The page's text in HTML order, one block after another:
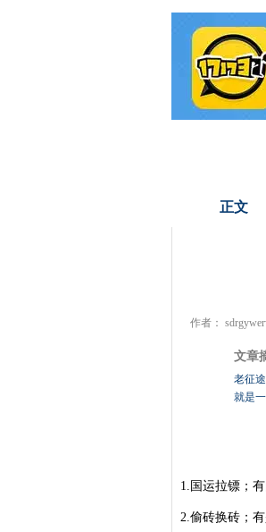
正文
作者：
文章
老征
就是
1.国运拉镖；
2.偷砖换砖；